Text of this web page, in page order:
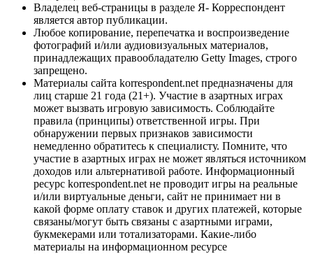
Владелец веб-страницы в разделе Я- Корреспондент
является автор публикации.
Любое копирование, перепечатка и воспроизведение
фотографий и/или аудиовизуальных материалов,
принадлежащих правообладателю Getty Images, строго
запрещено.
Материалы сайта korrespondent.net предназначены для
лиц старше 21 года (21+). Участие в азартных играх
может вызвать игровую зависимость. Соблюдайте
правила (принципы) ответственной игры. При
обнаружении первых признаков зависимости
немедленно обратитесь к специалисту. Помните, что
участие в азартных играх не может являться источником
доходов или альтернативой работе. Информационный
ресурс korrespondent.net не проводит игры на реальные
и/или виртуальные деньги, сайт не принимает ни в
какой форме оплату ставок и других платежей, которые
связаны/могут быть связаны с азартными играми,
букмекерами или тотализаторами. Какие-либо
материалы на информационном ресурсе